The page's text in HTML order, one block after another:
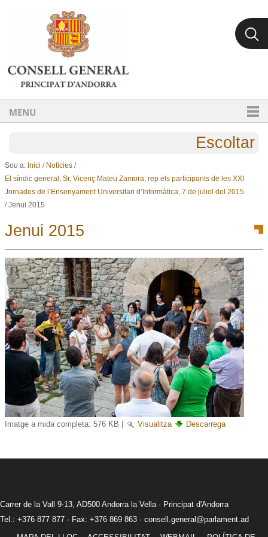
Ves al contingut.
Salta a la navegació
MENU
Escoltar
Sou a: Inici / Notícies /
El síndic general, Sr. Vicenç Mateu Zamora, rep els participants de les XXI
Jornades de l’Ensenyament Universitari d’Informàtica, 7 de juliol del 2015
/Jenui 2015
Jenui 2015
Imatge a mida completa: 576 KB Visualitza Descarrega
Carrer de la Vall 9-13, AD500 Andorra la Vella · Principat d'Andorra
Tel.: +376 877 877 · Fax: +376 869 863 · consell.general@parlament.ad